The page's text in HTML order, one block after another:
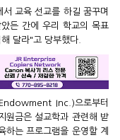
교육 선교를 하길 꿈꾸며
든 간에 우리 학교의 목표
달라"고 당부했다.
Inc.)으로부터
원금은 설교학과 관련해 받
하는 프로그램을 운영할 계